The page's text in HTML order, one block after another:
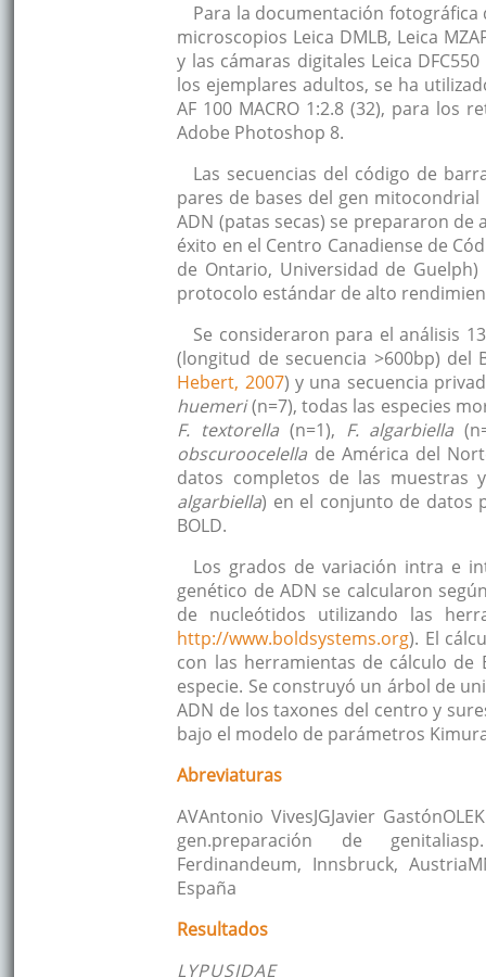
Para la documentación
microscopios Leica DMLB, Leica
y las cámaras digitales Leica
los ejemplares adultos, se ha
AF 100 MACRO 1:2.8 (32), para los
Adobe Photoshop 8.
Las secuencias del código de
pares de bases del gen
ADN (patas secas) se prepararon
éxito en el Centro Canadiense de
de Ontario, Universidad de
protocolo estándar de alto
Se consideraron para el análisis
(longitud de secuencia >600bp) del
Hebert, 2007) y una secuencia
huemeri(n=7), todas las especies
F. textorella (n=1), F. algarbiella
obscuroocelella de América del
datos completos de las muestras
algarbiella) en el conjunto de datos
BOLD.
Los grados de variación intra e
genético de ADN se calcularon
de nucleótidos utilizando las
http://www.boldsystems.org). El
con las herramientas de cálculo de
especie. Se construyó un árbol de
ADN de los taxones del centro y
bajo el modelo de parámetros
Abreviaturas
AVAntonio VivesJGJavier
gen.preparación de
Ferdinandeum, Innsbruck,
España
Resultados
LYPUSIDAE